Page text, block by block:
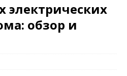
электрических
обзор и